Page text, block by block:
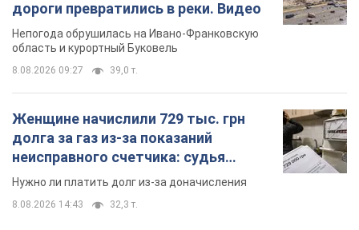
дороги превратились в реки. Видео
Непогода обрушилась на Ивано-Франковскую
область и курортный Буковель
8.08.2026 09:27 39,0 т.
Женщине начислили 729 тыс. грн
долга за газ из-за показаний
неисправного счетчика: судья
вынес неожиданное решение
Нужно ли платить долг из-за доначисления
8.08.2026 14:43 32,3 т.